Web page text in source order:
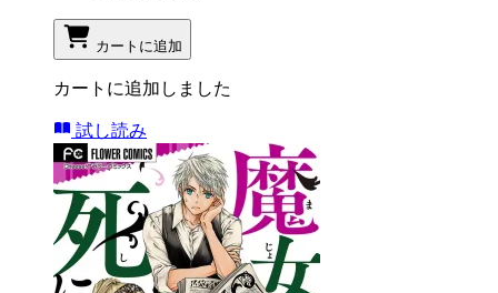
カートに追加
カートに追加しました
試し読み